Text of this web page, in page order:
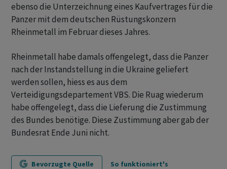
ebenso die Unterzeichnung eines Kaufvertrages für die
Panzer mit dem deutschen Rüstungskonzern
Rheinmetall im Februar dieses Jahres.
Rheinmetall habe damals offengelegt, dass die Panzer
nach der Instandstellung in die Ukraine geliefert
werden sollen, hiess es aus dem
Verteidigungsdepartement VBS. Die Ruag wiederum
habe offengelegt, dass die Lieferung die Zustimmung
des Bundes benötige. Diese Zustimmung aber gab der
Bundesrat Ende Juni nicht.
Bevorzugte Quelle So funktioniert's